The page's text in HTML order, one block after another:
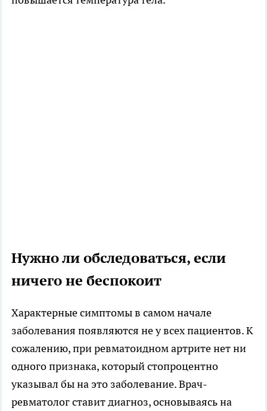
Нужно ли обследоваться, если
ничего не беспокоит
Характерные симптомы в самом начале
заболевания появляются не у всех пациентов. К
сожалению, при ревматоидном артрите нет ни
одного признака, который стопроцентно
указывал бы на это заболевание. Врач-
ревматолог ставит диагноз, основываясь на